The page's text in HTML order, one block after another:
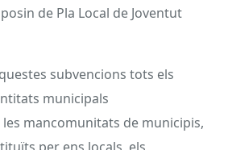
de Pla Local de Joventut
subvencions tots els
municipals
mancomunitats de municipis,